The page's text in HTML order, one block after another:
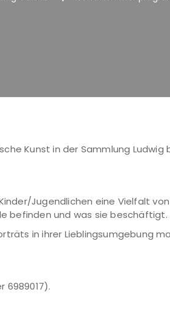
Kunst in der Sammlung
Jugendlichen eine Vielfalt
befinden und was sie beschäftigt.
in ihrer Lieblingsumgebung
6989017).